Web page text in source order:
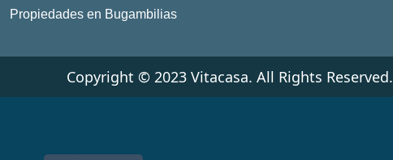
Propiedades en Bugambilias
Copyright © 2023 Vitacasa. All Rights Reserved.